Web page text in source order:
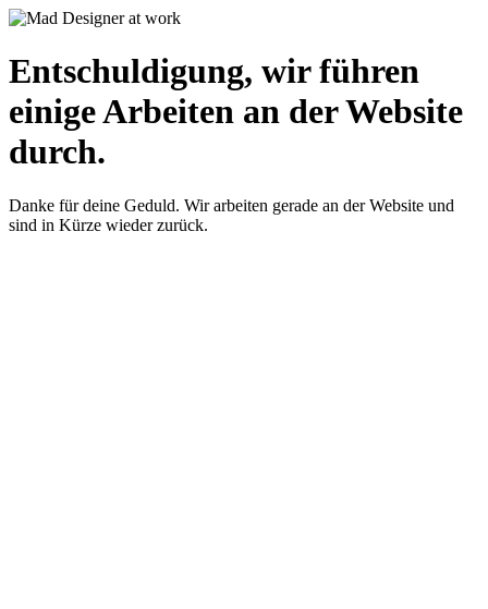
Entschuldigung, wir führen
einige Arbeiten an der Website
durch.
Danke für deine Geduld. Wir arbeiten gerade an der Website und
sind in Kürze wieder zurück.